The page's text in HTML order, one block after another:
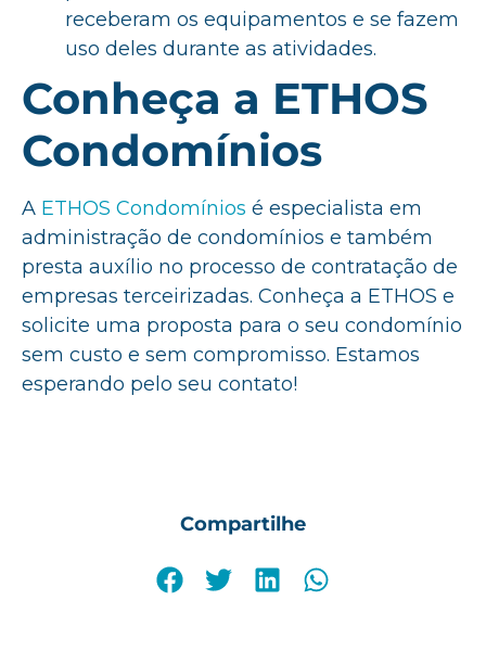
receberam os equipamentos e se fazem
uso deles durante as atividades.
Conheça a ETHOS
Condomínios
A ETHOS Condomínios é especialista em
administração de condomínios e também
presta auxílio no processo de contratação de
empresas terceirizadas. Conheça a ETHOS e
solicite uma proposta para o seu condomínio
sem custo e sem compromisso. Estamos
esperando pelo seu contato!
Compartilhe